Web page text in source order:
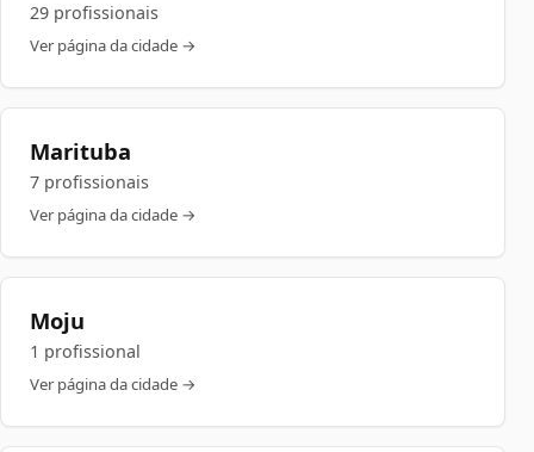
29 profissionais
Ver página da cidade →
Marituba
7 profissionais
Ver página da cidade →
Moju
1 profissional
Ver página da cidade →